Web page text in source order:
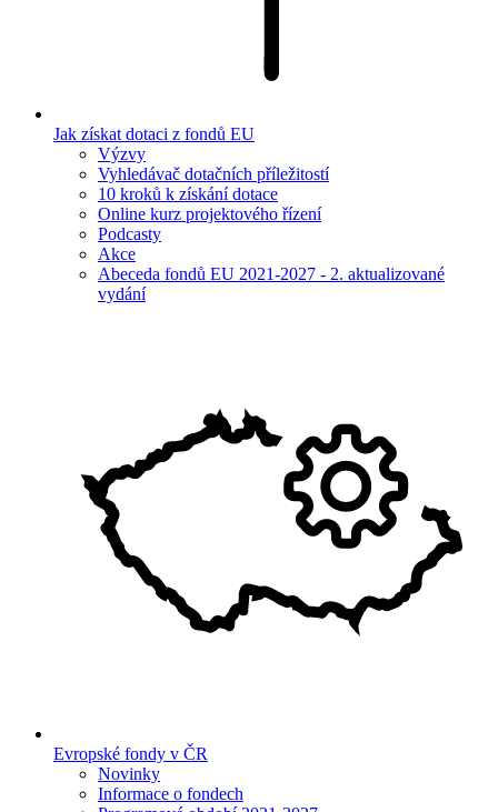
Jak získat dotaci z fondů EU
Výzvy
Vyhledávač dotačních příležitostí
10 kroků k získání dotace
Online kurz projektového řízení
Podcasty
Akce
Abeceda fondů EU 2021-2027 - 2. aktualizované
vydání
Evropské fondy v ČR
Novinky
Informace o fondech